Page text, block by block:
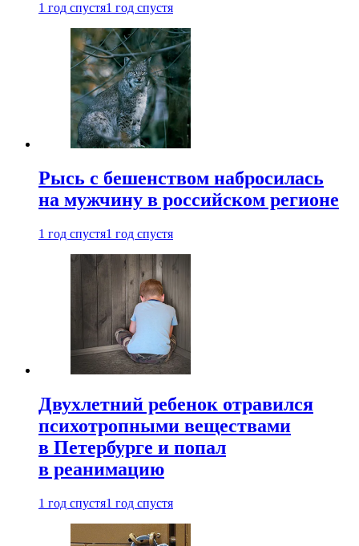
1 год спустя1 год спустя
Рысь с бешенством набросилась
на мужчину в российском регионе
1 год спустя1 год спустя
Двухлетний ребенок отравился
психотропными веществами
в Петербурге и попал
в реанимацию
1 год спустя1 год спустя